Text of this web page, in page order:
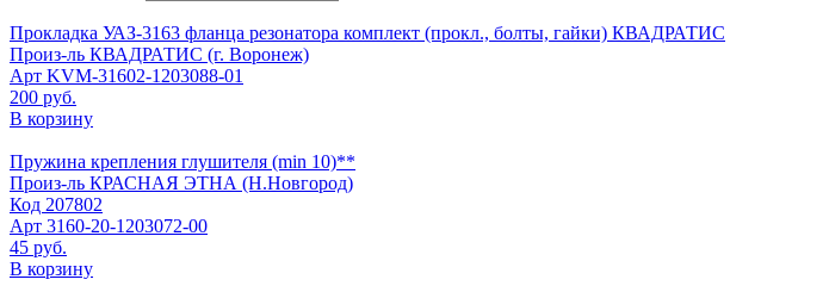
Прокладка УАЗ-3163 фланца резонатора комплект (прокл., болты, гайки) КВАДРАТИС
Произ-ль КВАДРАТИС (г. Воронеж)
Арт KVM-31602-1203088-01
200 руб.
В корзину
Пружина крепления глушителя (min 10)**
Произ-ль КРАСНАЯ ЭТНА (Н.Новгород)
Код 207802
Арт 3160-20-1203072-00
45 руб.
В корзину